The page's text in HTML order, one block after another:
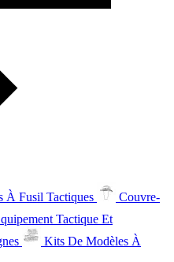
À Fusil Tactiques
Couvre-
Tactique Et
Kits De Modèles À